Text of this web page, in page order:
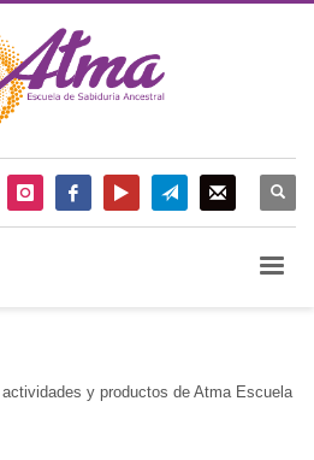
y productos de Atma Escuela